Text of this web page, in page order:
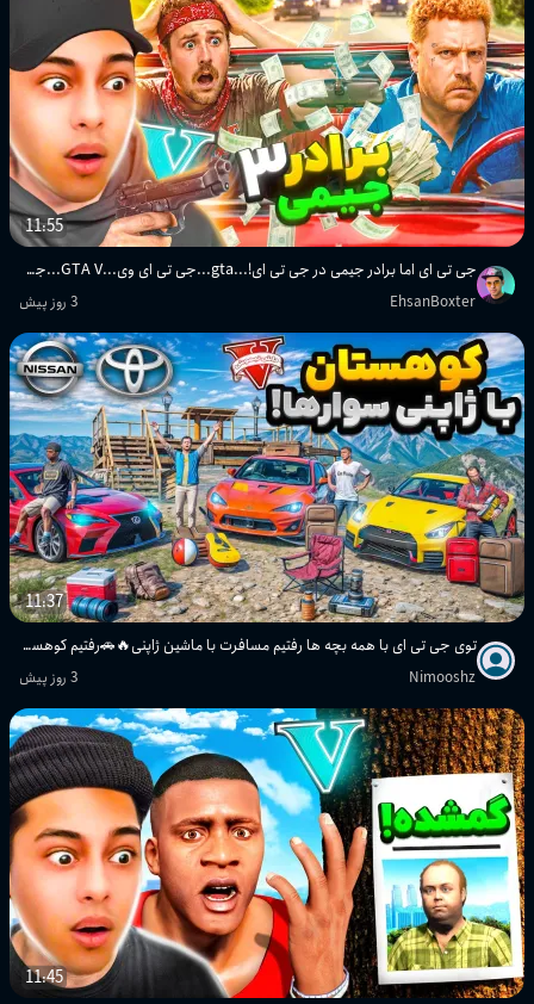
11:55
جی تی ای اما برادر جیمی در جی تی ای!...gta...جی تی ای وی...GTA V...جی تی ای 5
EhsanBoxter 3 روز پیش
11:37
توی جی تی ای با همه بچه ها رفتیم مسافرت با ماشین ژاپنی🔥🚗رفتیم کوهستان چیلیارد
Nimooshz 3 روز پیش
11:45